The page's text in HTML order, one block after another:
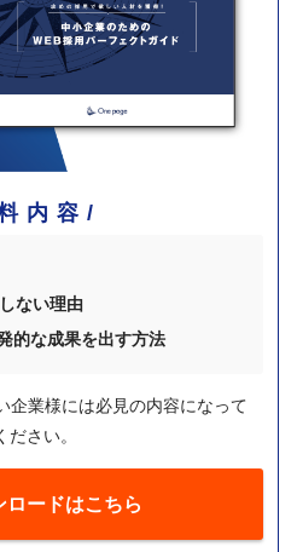
内容
ない理由
的な成果を出す方法
企業様には必見の内容になって
さい。
ロードはこちら